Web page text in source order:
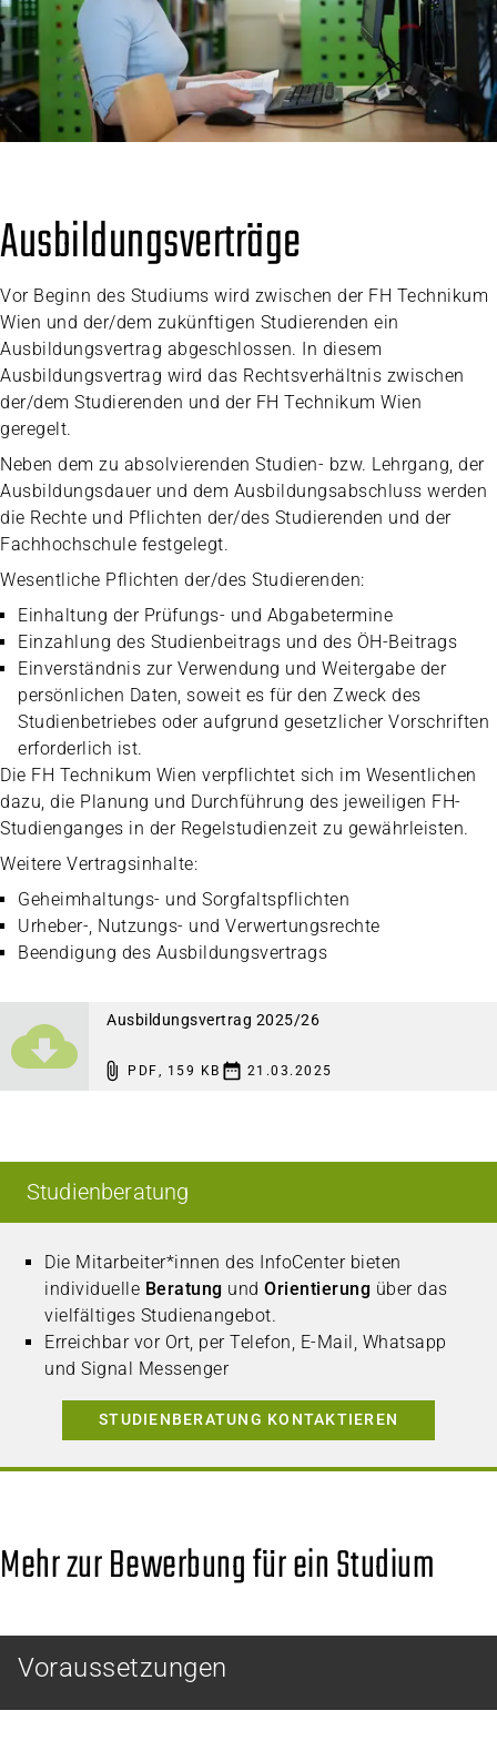
Ausbildungsverträge
Vor Beginn des Studiums wird zwischen der FH Technikum
Wien und der/dem zukünftigen Studierenden ein
Ausbildungsvertrag abgeschlossen. In diesem
Ausbildungsvertrag wird das Rechtsverhältnis zwischen
der/dem Studierenden und der FH Technikum Wien
geregelt.
Neben dem zu absolvierenden Studien- bzw. Lehrgang, der
Ausbildungsdauer und dem Ausbildungsabschluss werden
die Rechte und Pflichten der/des Studierenden und der
Fachhochschule festgelegt.
Wesentliche Pflichten der/des Studierenden:
Einhaltung der Prüfungs- und Abgabetermine
Einzahlung des Studienbeitrags und des ÖH-Beitrags
Einverständnis zur Verwendung und Weitergabe der
persönlichen Daten, soweit es für den Zweck des
Studienbetriebes oder aufgrund gesetzlicher Vorschriften
erforderlich ist.
Die FH Technikum Wien verpflichtet sich im Wesentlichen
dazu, die Planung und Durchführung des jeweiligen FH-
Studienganges in der Regelstudienzeit zu gewährleisten.
Weitere Vertragsinhalte:
Geheimhaltungs- und Sorgfaltspflichten
Urheber-, Nutzungs- und Verwertungsrechte
Beendigung des Ausbildungsvertrags
Ausbildungsvertrag 2025/26
PDF 159 KB 21.03.2025
Studienberatung
Die Mitarbeiter*innen des InfoCenter bieten
individuelle Beratung und Orientierung über das
vielfältiges Studienangebot.
Erreichbar vor Ort, per Telefon, E-Mail, Whatsapp
und Signal Messenger
STUDIENBERATUNG KONTAKTIEREN
Mehr zur Bewerbung für ein Studium
Voraussetzungen